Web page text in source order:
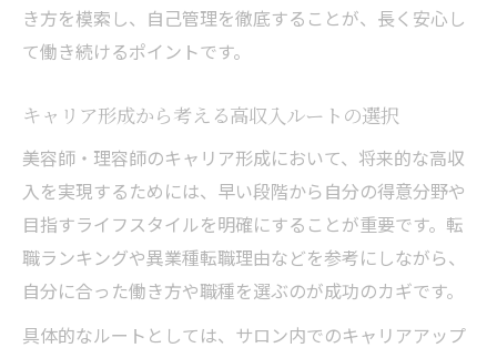
き方を模索し、自己管理を徹底することが、長く安心し
て働き続けるポイントです。
キャリア形成から考える高収入ルートの選択
美容師・理容師のキャリア形成において、将来的な高収
入を実現するためには、早い段階から自分の得意分野や
目指すライフスタイルを明確にすることが重要です。転
職ランキングや異業種転職理由などを参考にしながら、
自分に合った働き方や職種を選ぶのが成功のカギです。
具体的なルートとしては、サロン内でのキャリアアップ